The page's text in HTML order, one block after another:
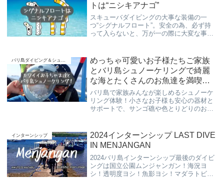
トは“ニシキアナゴ”
スキューバダイビングの大事な装備の一
つ“シグナルフロート”。安全の為、必ず持
って入らないと、万が一の際に大変な事に
ルフロートをご紹介します。
バリ島ダイビング＆シュノーケリング
めっちゃ可愛いお子様たちご家族
とバリ島シュノーケリングで綺麗
な海とたくさんのお魚達を満喫ツ
アー♪
バリ島で家族みんなが楽しめるシュノーケ
リング体験！小さなお子様も安心の器材と
サポートで、サンゴ礁や色とりどりのお魚
インターンシップ
2024インターンシップ LAST DIVE
IN MENJANGAN
2024バリ島インターンシップ最後のダイビ
ングは国立公園ムンジャンガン！海況ヨ
シ！透明度ヨシ！魚影ヨシ！マダラトビエ